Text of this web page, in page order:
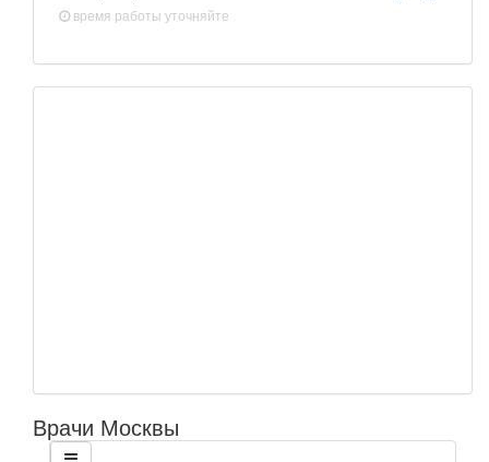
время работы уточняйте
Врачи Москвы